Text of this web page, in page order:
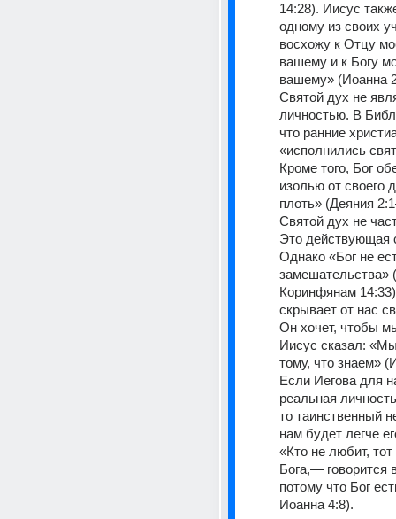
14:28). Иисус
одному из своих
восхожу к Отцу
вашему и к Богу
вашему» (Иоанна
Святой дух не
личностью. В
что ранние
«исполнились
Кроме того, Бог
изолью от своего
плоть» (Деяния
Святой дух не
Это действующая
Однако «Бог не
замешательства»
Коринфянам
скрывает от нас
Он хочет, чтобы
Иисус сказал:
тому, что знаем»
Если Иегова для
реальная
то таинственный
нам будет легче
«Кто не любит,
Бога,—
потому что Бог
Иоанна 4:8).